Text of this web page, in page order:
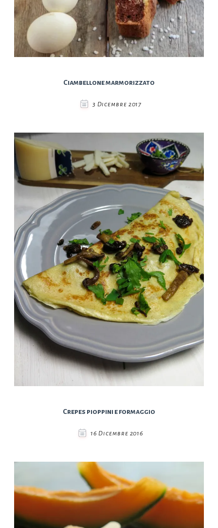
Ciambellone marmorizzato
3 Dicembre 2017
Crepes pioppini e formaggio
16 Dicembre 2016